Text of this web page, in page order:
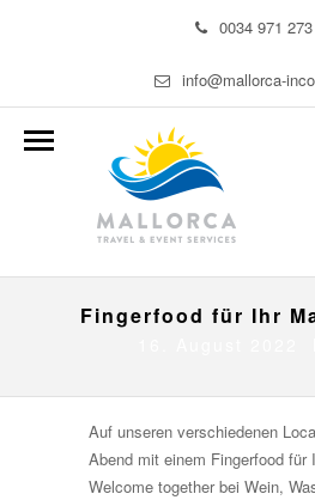
0034 971
info@mallorca-
Fingerfood für Ihr
Auf unseren verschiedenen
Abend mit einem Fingerfood für
Welcome together bei Wein,